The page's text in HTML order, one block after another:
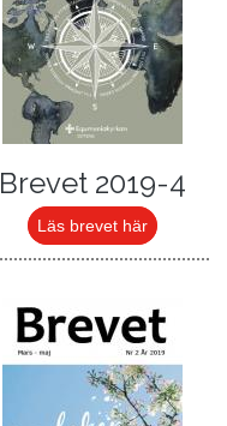
Brevet 2019-4
Läs brevet här